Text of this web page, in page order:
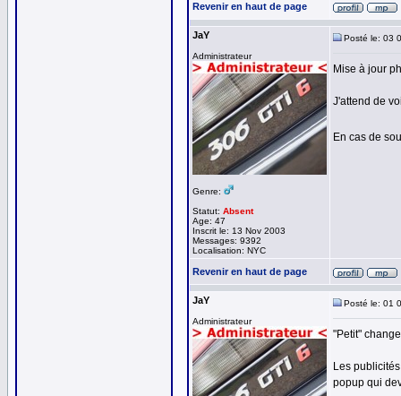
Revenir en haut de page
JaY
Administrateur
Genre:
Statut: Absent
Age: 47
Inscrit le: 13 Nov 2003
Messages: 9392
Localisation: NYC
Posté le: 03
Mise à jour
J'attend de
En cas de
Revenir en haut de page
JaY
Administrateur
Posté le: 01
"Petit"
Les
popup qui